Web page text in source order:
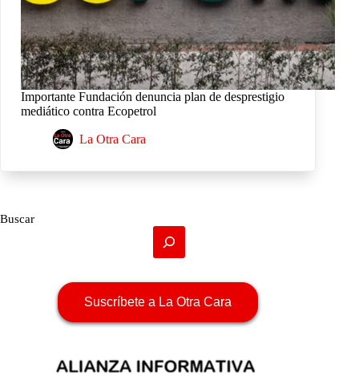
Importante Fundación denuncia plan de desprestigio
mediático contra Ecopetrol
La Otra Cara
Buscar
Suscríbete a La Otra Cara